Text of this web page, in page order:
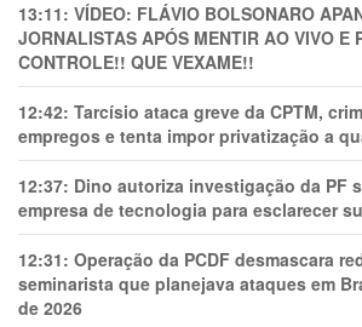
13:11: VÍDEO: FLÁVIO BOLSONARO
JORNALISTAS APÓS MENTIR AO VIVO E
CONTROLE!! QUE VEXAME!!
12:42: Tarcísio ataca greve da CPTM,
empregos e tenta impor privatização a
12:37: Dino autoriza investigação da PF
empresa de tecnologia para esclarecer
12:31: Operação da PCDF desmascara
seminarista que planejava ataques em
de 2026